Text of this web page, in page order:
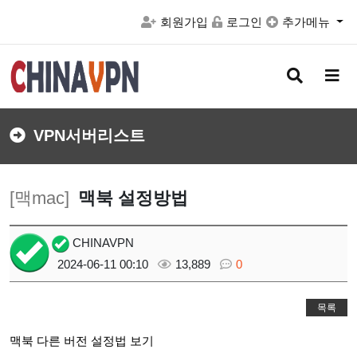
회원가입 로그인 추가메뉴
검
버
메
버
VPN서버리스트
[맥mac] 맥북 설정방법
CHINAVPN
2024-06-11 00:10
13,889 0
목록
맥북 다른 버전 설정법 보기